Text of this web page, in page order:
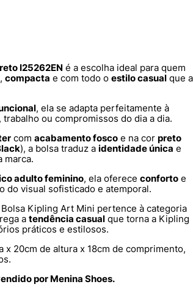
I25262EN é a escolha ideal para quem
, compacta e com todo o estilo casual que a
, ela se adapta perfeitamente à
ou compromissos do dia a dia.
com acabamento fosco e na cor preto
), a bolsa traduz a identidade única e
marca.
adulto feminino, ela oferece conforto e
do visual sofisticado e atemporal.
Bolsa Kipling Art Mini pertence à categoria
a tendência casual que torna a Kipling
práticos e estilosos.
x 20cm de altura x 18cm de comprimento,
por Menina Shoes.